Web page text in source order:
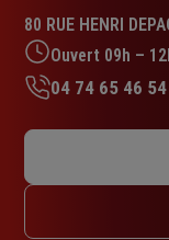
4.5
sur
5
étoiles
80 RUE HENRI
Mardi : 09h –
Jeudi : 09h –
04 74 65 46 54